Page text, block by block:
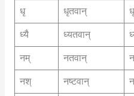
धृ धृतवान्
ध्यै ध्यतवान्
नम् नतवान्
नश् नष्टवान्